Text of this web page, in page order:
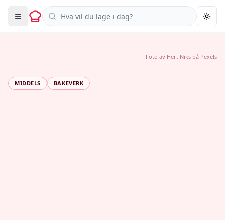
Søk i oppskrifter
MIDDELS BAKEVERK
Foto av Hert Niks på Pexels